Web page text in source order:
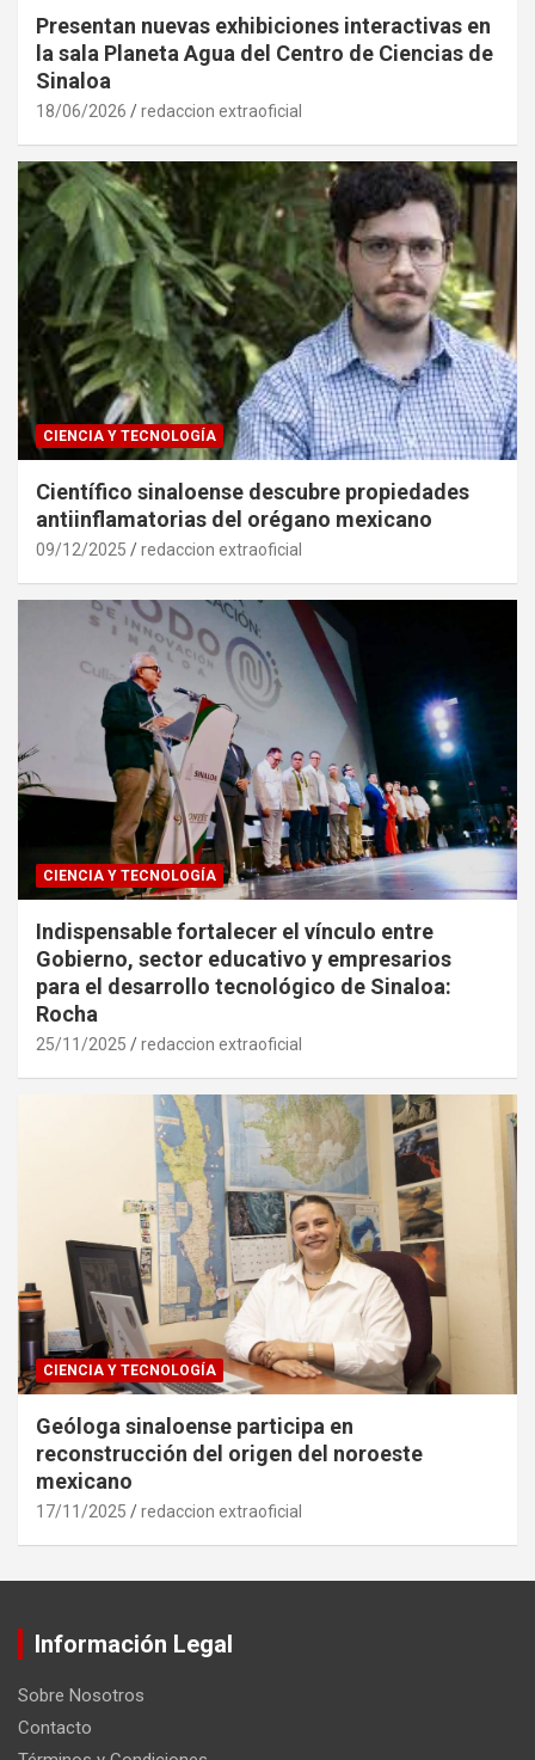
Presentan nuevas exhibiciones interactivas en
la sala Planeta Agua del Centro de Ciencias de
Sinaloa
18/06/2026 redaccion extraoficial
CIENCIA Y TECNOLOGÍA
Científico sinaloense descubre propiedades
antiinflamatorias del orégano mexicano
09/12/2025 redaccion extraoficial
CIENCIA Y TECNOLOGÍA
Indispensable fortalecer el vínculo entre
Gobierno, sector educativo y empresarios
para el desarrollo tecnológico de Sinaloa:
Rocha
25/11/2025 redaccion extraoficial
CIENCIA Y TECNOLOGÍA
Geóloga sinaloense participa en
reconstrucción del origen del noroeste
mexicano
17/11/2025 redaccion extraoficial
Información Legal
Sobre Nosotros
Contacto